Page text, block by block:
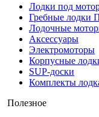
Лодки под
Гребные лодки
Лодочные
Аксессуары
Электромоторы
Корпусные
SUP-доски
Комплекты
Полезное